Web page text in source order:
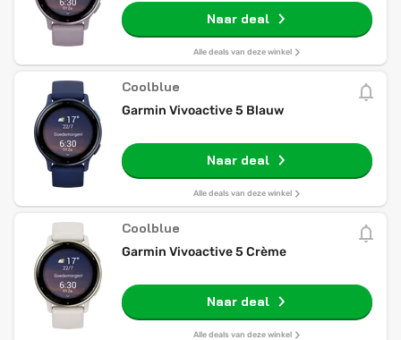
Naar deal
Alle deals van deze winkel
Coolblue
Garmin Vivoactive 5 Blauw
Naar deal
Alle deals van deze winkel
Coolblue
Garmin Vivoactive 5 Crème
Naar deal
Alle deals van deze winkel